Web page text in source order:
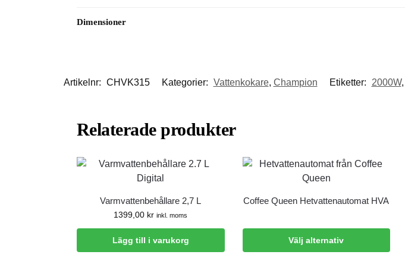
Dimensioner
Artikelnr: CHVK315 Kategorier: Vattenkokare, Champion Etiketter: 2000W,
Relaterade produkter
Varmvattenbehållare 2,7 L
1399,00 kr inkl. moms
Lägg till i varukorg
Coffee Queen Hetvattenautomat HVA
Välj alternativ